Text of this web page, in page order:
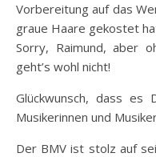
Vorbereitung auf das
graue Haare gekostet
Sorry, Raimund, aber
geht’s wohl nicht!
Glückwunsch, dass es
Musikerinnen und
Der BMV ist stolz auf